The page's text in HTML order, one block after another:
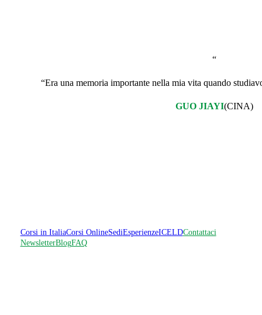
“
“Era una memoria importante nella mia vita quando
GUO JIAYI(CINA)
Corsi in ItaliaCorsi OnlineSediEsperienzeICELDContattaci
NewsletterBlogFAQ